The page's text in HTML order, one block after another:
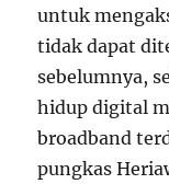
untuk
tidak dapat
sebelumnya,
hidup digital
broadband
pungkas